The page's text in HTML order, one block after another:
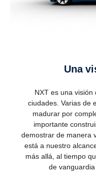
Una
NXT es una
ciudades. Varias de
madurar por
importante
demostrar de manera
está a nuestro
más allá, al tiempo
de